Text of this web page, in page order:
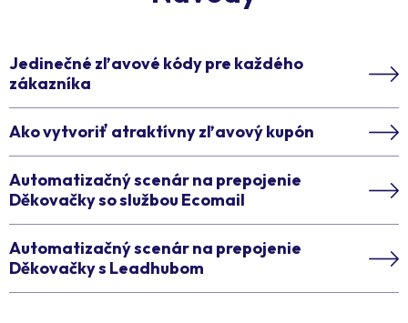
Jedinečné zľavové kódy pre každého
zákazníka
Ako vytvoriť atraktívny zľavový kupón
Automatizačný scenár na prepojenie
Děkovačky so službou Ecomail
Automatizačný scenár na prepojenie
Děkovačky s Leadhubom